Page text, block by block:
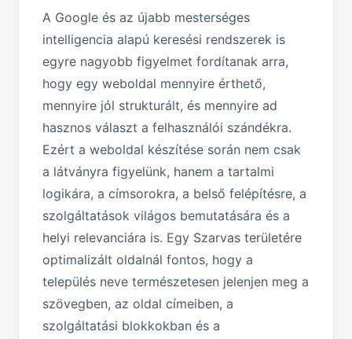
A Google és az újabb mesterséges
intelligencia alapú keresési rendszerek is
egyre nagyobb figyelmet fordítanak arra,
hogy egy weboldal mennyire érthető,
mennyire jól strukturált, és mennyire ad
hasznos választ a felhasználói szándékra.
Ezért a weboldal készítése során nem csak
a látványra figyelünk, hanem a tartalmi
logikára, a címsorokra, a belső felépítésre, a
szolgáltatások világos bemutatására és a
helyi relevanciára is. Egy Szarvas területére
optimalizált oldalnál fontos, hogy a
település neve természetesen jelenjen meg a
szövegben, az oldal címeiben, a
szolgáltatási blokkokban és a